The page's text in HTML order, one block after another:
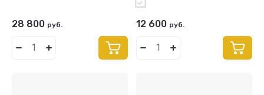
28 800 руб. 12 600 руб.